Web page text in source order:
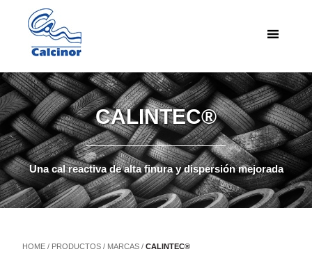
CALINTEC®
Una cal reactiva de alta finura y dispersión mejorada
HOME/ PRODUCTOS/ MARCAS/ CALINTEC®